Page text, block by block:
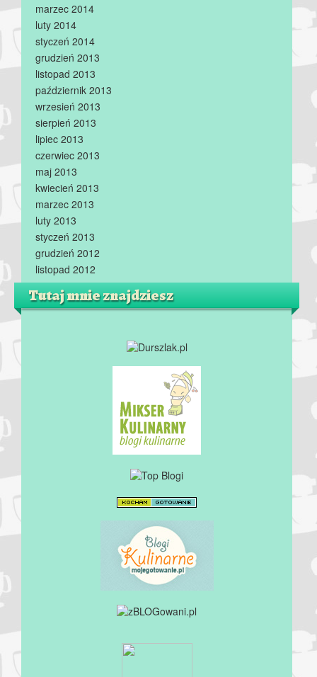
marzec 2014
luty 2014
styczeń 2014
grudzień 2013
listopad 2013
październik 2013
wrzesień 2013
sierpień 2013
lipiec 2013
czerwiec 2013
maj 2013
kwiecień 2013
marzec 2013
luty 2013
styczeń 2013
grudzień 2012
listopad 2012
Tutaj mnie znajdziesz